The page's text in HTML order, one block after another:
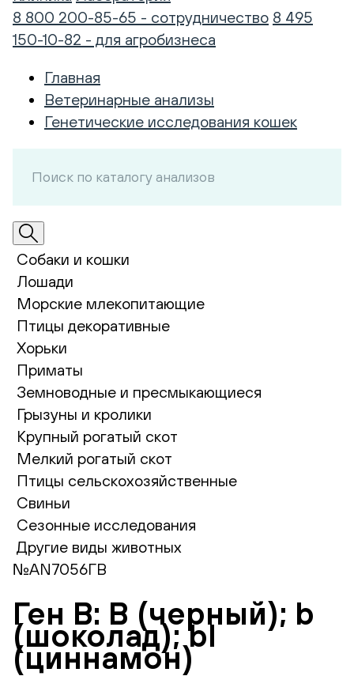
8 800 200-85-65 - сотрудничество 8 495
150-10-82 - для агробизнеса
Главная
Ветеринарные анализы
Генетические исследования кошек
Собаки и кошки
Лошади
Морские млекопитающие
Птицы декоративные
Хорьки
Приматы
Земноводные и пресмыкающиеся
Грызуны и кролики
Крупный рогатый скот
Мелкий рогатый скот
Птицы сельскохозяйственные
Свиньи
Сезонные исследования
Другие виды животных
№AN7056ГВ
Ген B: B (черный); b
(шоколад); bl
(циннамон)